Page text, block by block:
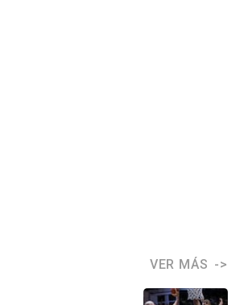
VER MÁS